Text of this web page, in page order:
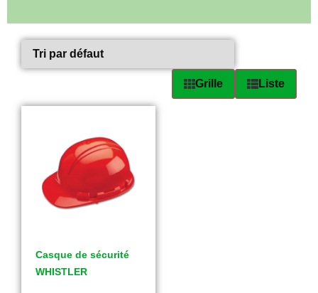
Grille Liste
Casque de sécurité
WHISTLER